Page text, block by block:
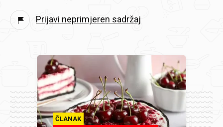
Prijavi neprimjeren sadržaj
ČLANAK